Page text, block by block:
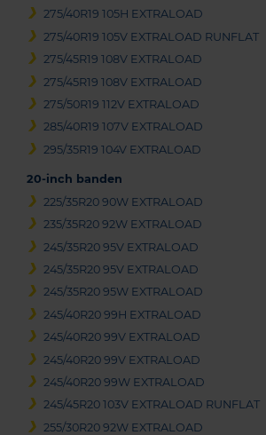
275/40R19 105H EXTRALOAD
275/40R19 105V EXTRALOAD RUNFLAT
275/45R19 108V EXTRALOAD
275/45R19 108V EXTRALOAD
275/50R19 112V EXTRALOAD
285/40R19 107V EXTRALOAD
295/35R19 104V EXTRALOAD
20-inch banden
225/35R20 90W EXTRALOAD
235/35R20 92W EXTRALOAD
245/35R20 95V EXTRALOAD
245/35R20 95V EXTRALOAD
245/35R20 95W EXTRALOAD
245/40R20 99H EXTRALOAD
245/40R20 99V EXTRALOAD
245/40R20 99V EXTRALOAD
245/40R20 99W EXTRALOAD
245/45R20 103V EXTRALOAD RUNFLAT
255/30R20 92W EXTRALOAD